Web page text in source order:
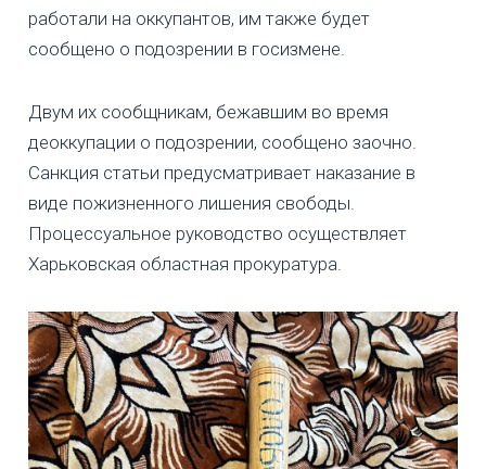
работали на оккупантов, им также будет
сообщено о подозрении в госизмене.
Двум их сообщникам, бежавшим во время
деоккупации о подозрении, сообщено заочно.
Санкция статьи предусматривает наказание в
виде пожизненного лишения свободы.
Процессуальное руководство осуществляет
Харьковская областная прокуратура.